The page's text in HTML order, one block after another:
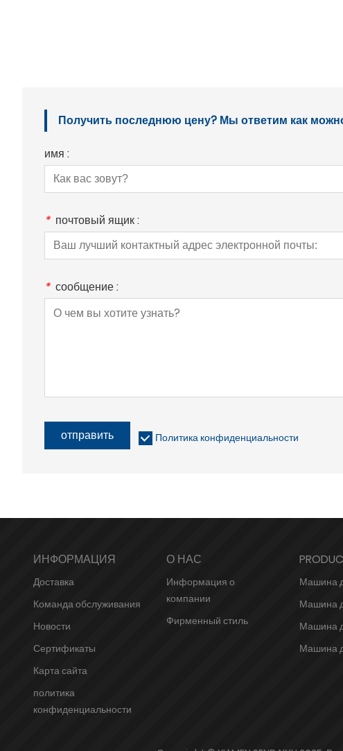
Получить последнюю цену? Мы ответим как
имя :
* почтовый ящик :
* сообщение :
отправить Политика конфиденциальности
ИНФОРМАЦИЯ
Доставка
Команда обслуживания
Новости
Сертификаты
Карта сайта
политика
конфиденциальности
О НАС
Информация о
компании
Фирменный стиль
Машина
Машина
Машина
Машина